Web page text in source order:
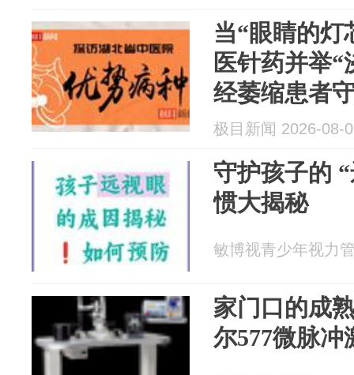
当“眼睛的灯
医针药并举
经萎缩患者
极目新闻 2026-08-
守护孩子的
惯大揭秘
敏博视青少年视力
家门口的成
尔577微脉